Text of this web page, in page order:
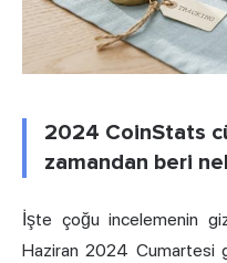
2024 CoinStats
zamandan beri
İşte çoğu incelemenin
Haziran 2024 Cumartesi